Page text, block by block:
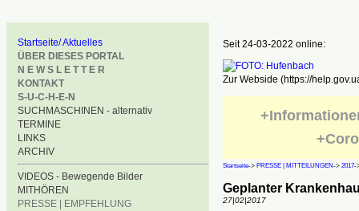
Startseite/ Aktuelles
ÜBER DIESES PORTAL
N E W S L E T T E R
KONTAKT
S-U-C-H-E-N
SUCHMASCHINEN - alternativ
TERMINE
LINKS
ARCHIV
VIDEOS - Bewegende Bilder
MITHÖREN
PRESSE | EMPFEHLUNG
Seit 24-03-2022 online:
Zur Webside (https://
Startseite-> PRESSE | MITTEILUNGEN-> 2017-
Geplanter
27|02|2017